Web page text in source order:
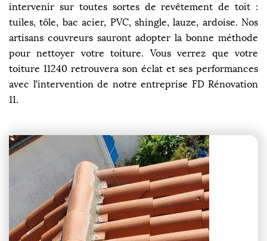
intervenir sur toutes sortes de revêtement de toit :
tuiles, tôle, bac acier, PVC, shingle, lauze, ardoise. Nos
artisans couvreurs sauront adopter la bonne méthode
pour nettoyer votre toiture. Vous verrez que votre
toiture 11240 retrouvera son éclat et ses performances
avec l’intervention de notre entreprise FD Rénovation
11.